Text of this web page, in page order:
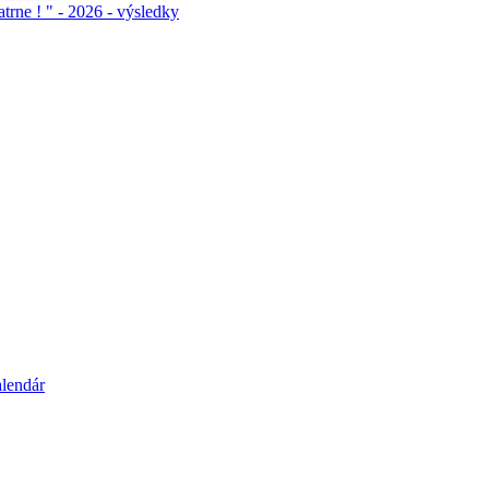
! " - 2026 - výsledky